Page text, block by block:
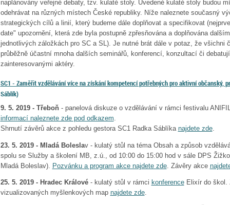
naplánovány veřejné debaty, tzv. kulaté stoly. Uvedené kulaté stoly budou
odehrávat na různých místech České republiky. Níže naleznete současný
strategických cílů a linií, který budeme dále doplňovat a specifikovat
date" upozornění, která zde byla postupně zpřesňována a doplňována
jednotlivých záložkách pro SC a SL). Je nutné brát dále v potaz, že všichni
průběžně účastní mnoha dalších seminářů, konferencí, konzultací či
zainteresovanými aktéry.
SC1 - Zaměřit vzdělávání více na získání kompetencí potřebných pro aktivní občanský,
Sáblík)
9. 5. 2019 - Třeboň- panelová diskuze o vzdělávání v rámci festivalu
informací naleznete zde pod odkazem
Shrnutí závěrů akce z pohledu gestora SC1 Radka Sáblíka najdete zde.
23. 5. 2019 - Mladá Boleslav - kulatý stůl na téma Obsah a způsob
spolu se Služby a školení MB, z.ú., od 10:00 do 15:00 hod v sále DPS
Mladá Boleslav). Pozvánku a program akce najdete zde. Závěry akce
25. 5. 2019 - Hradec Králové- kulatý stůl v rámci konferenceElixír do škol.
vizualizovaných myšlenkových map najdete zde.